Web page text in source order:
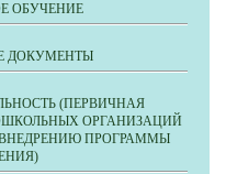
ОБУЧЕНИЕ
ДОКУМЕНТЫ
(ПЕРВИЧНАЯ
ОРГАНИЗАЦИЙ
ПРОГРАММЫ